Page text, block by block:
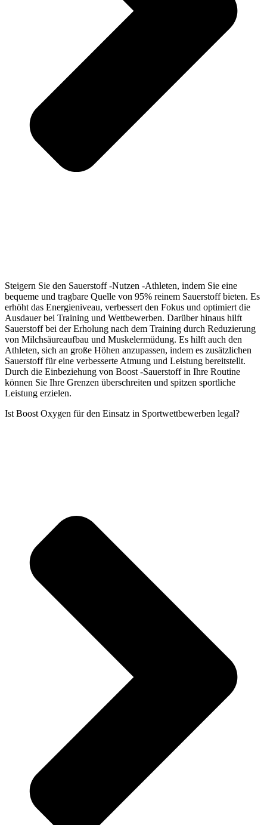
Steigern Sie den Sauerstoff -Nutzen -Athleten, indem Sie eine
bequeme und tragbare Quelle von 95% reinem Sauerstoff bieten. Es
erhöht das Energieniveau, verbessert den Fokus und optimiert die
Ausdauer bei Training und Wettbewerben. Darüber hinaus hilft
Sauerstoff bei der Erholung nach dem Training durch Reduzierung
von Milchsäureaufbau und Muskelermüdung. Es hilft auch den
Athleten, sich an große Höhen anzupassen, indem es zusätzlichen
Sauerstoff für eine verbesserte Atmung und Leistung bereitstellt.
Durch die Einbeziehung von Boost -Sauerstoff in Ihre Routine
können Sie Ihre Grenzen überschreiten und spitzen sportliche
Leistung erzielen.
Ist Boost Oxygen für den Einsatz in Sportwettbewerben legal?